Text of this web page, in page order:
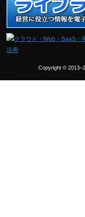
Copyright ©